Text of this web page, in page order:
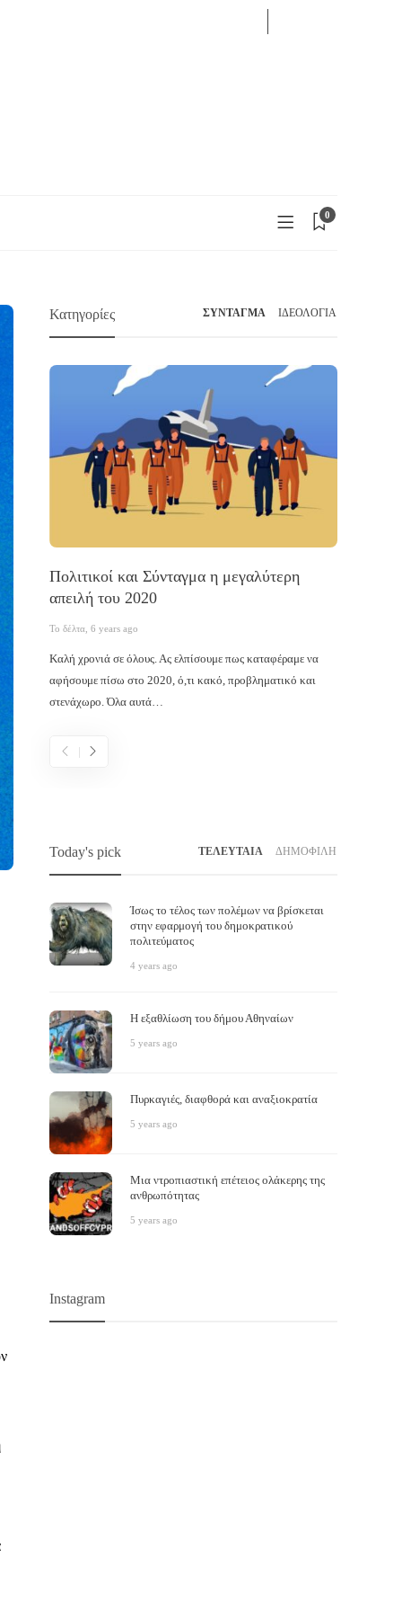
0
Κατηγορίες ΣΥΝΤΑΓΜΑ ΙΔΕΟΛΟΓΙΑ
Πολιτικοί και Σύνταγμα η μεγαλύτερη
απειλή του 2020
Το δέλτα ,6 years ago
Καλή χρονιά σε όλους. Ας ελπίσουμε πως καταφέραμε να
αφήσουμε πίσω στο 2020, ό,τι κακό, προβληματικό και
στενάχωρο. Όλα αυτά…
δημοκρατία
Το δέλτα,6 years ago
και τον φασισμό; Η αστική «δημοκρατία». Το παρόν
αποτελεί ένα άρθρο που έπρεπε να είχαμε γράψει…
Today's pick ΤΕΛΕΥΤΑΙΑ ΔΗΜΟΦΙΛΗ
Ίσως το τέλος των πολέμων να βρίσκεται
στην εφαρμογή του δημοκρατικού
πολιτεύματος
4 years ago
Η εξαθλίωση του δήμου Αθηναίων
5 years ago
Πυρκαγιές, διαφθορά και αναξιοκρατία
5 years ago
Μια ντροπιαστική επέτειος ολάκερης της
ανθρωπότητας
5 years ago
Instagram